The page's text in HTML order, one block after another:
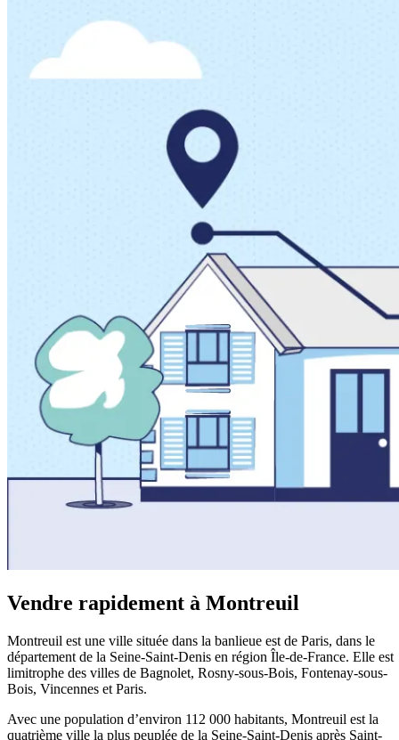
Vendre rapidement à Montreuil
Montreuil est une ville située dans la banlieue est de Paris, dans le
département de la Seine-Saint-Denis en région Île-de-France. Elle est
limitrophe des villes de Bagnolet, Rosny-sous-Bois, Fontenay-sous-
Bois, Vincennes et Paris.
Avec une population d’environ 112 000 habitants, Montreuil est la
quatrième ville la plus peuplée de la Seine-Saint-Denis après Saint-